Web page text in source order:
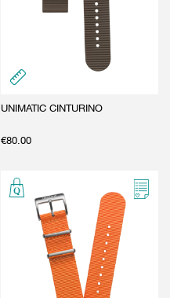
UNIMATIC CINTURINO
€80.00